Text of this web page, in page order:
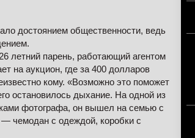
достоянием общественности, ведь
летний парень, работающий агентом
на аукцион, где за 400 долларов
кому. «Возможно это поможет
остановилось дыхание. На одной из
фотографа, он вышел на семью с
чемодан с одеждой, коробки с